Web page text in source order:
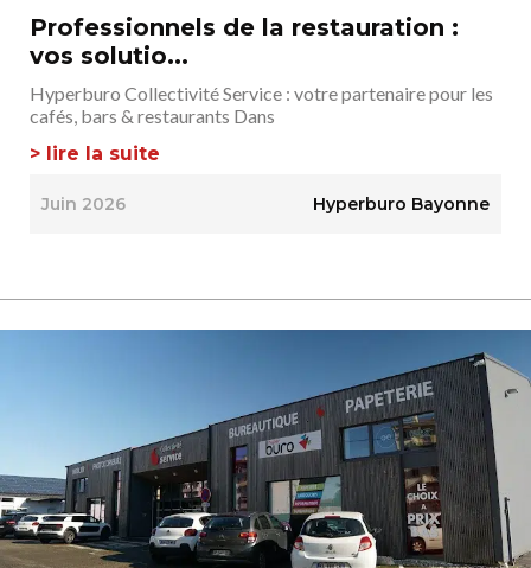
Professionnels de la restauration :
vos solutio...
Hyperburo Collectivité Service : votre partenaire pour les
cafés, bars & restaurants Dans
> lire la suite
Juin 2026 Hyperburo Bayonne